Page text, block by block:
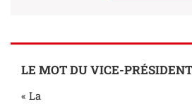
LE MOT DU VICE-
« La